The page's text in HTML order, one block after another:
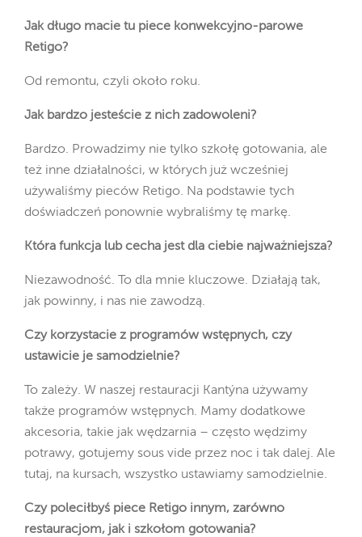
Jak długo macie tu piece konwekcyjno-parowe
Retigo?
Od remontu, czyli około roku.
Jak bardzo jesteście z nich zadowoleni?
Bardzo. Prowadzimy nie tylko szkołę gotowania, ale
też inne działalności, w których już wcześniej
używaliśmy pieców Retigo. Na podstawie tych
doświadczeń ponownie wybraliśmy tę markę.
Która funkcja lub cecha jest dla ciebie najważniejsza?
Niezawodność. To dla mnie kluczowe. Działają tak,
jak powinny, i nas nie zawodzą.
Czy korzystacie z programów wstępnych, czy
ustawicie je samodzielnie?
To zależy. W naszej restauracji Kantýna używamy
także programów wstępnych. Mamy dodatkowe
akcesoria, takie jak wędzarnia – często wędzimy
potrawy, gotujemy sous vide przez noc i tak dalej. Ale
tutaj, na kursach, wszystko ustawiamy samodzielnie.
Czy poleciłbyś piece Retigo innym, zarówno
restauracjom, jak i szkołom gotowania?